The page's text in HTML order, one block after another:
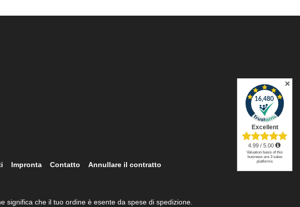
Impronta Contatto Annullare il contratto
significa che il tuo ordine è esente da spese di spedizione.
✕